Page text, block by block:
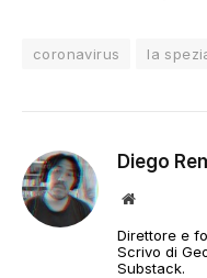
coronavirus la
Diego
Sito
Direttore e
Scrivo di
Substack.